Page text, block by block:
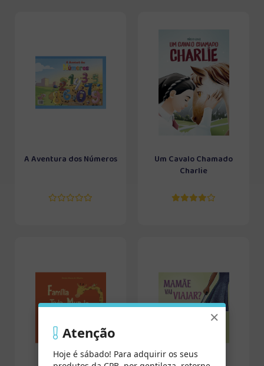
A Aventura dos Números
Um Cavalo Chamado
Charlie
×
Atenção
Hoje é sábado! Para adquirir os seus